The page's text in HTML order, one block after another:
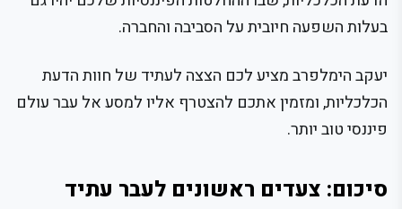
בעלות השפעה חיובית על הסביבה והחברה.
יעקב הימלפרב מציע לכם הצצה לעתיד של חוות הדעת
הכלכליות, ומזמין אתכם להצטרף אליו למסע אל עבר עולם
פיננסי טוב יותר.
סיכום: צעדים ראשונים לעבר עתיד